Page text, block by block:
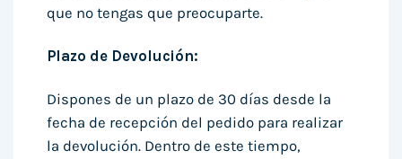
que no tengas que preocuparte.
Plazo de Devolución:
Dispones de un plazo de 30 días desde la
fecha de recepción del pedido para realizar
la devolución. Dentro de este tiempo,